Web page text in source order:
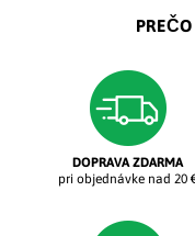
DOPRAVA ZDARMA
pri objednávke nad 20